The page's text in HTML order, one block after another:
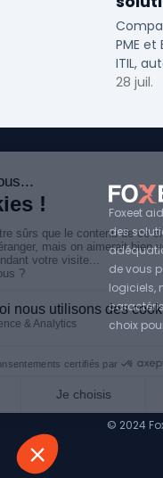
PME
ITIL,
28 juil.
Foxeet
des
de vous
logiciels,
choix
© 2024